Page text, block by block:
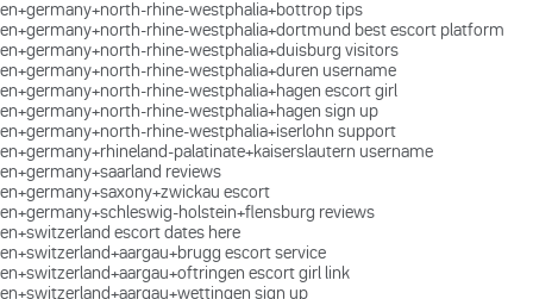
en+germany+north-rhine-westphalia+bottrop tips
en+germany+north-rhine-westphalia+dortmund best escort platform
en+germany+north-rhine-westphalia+duisburg visitors
en+germany+north-rhine-westphalia+duren username
en+germany+north-rhine-westphalia+hagen escort girl
en+germany+north-rhine-westphalia+hagen sign up
en+germany+north-rhine-westphalia+iserlohn support
en+germany+rhineland-palatinate+kaiserslautern username
en+germany+saarland reviews
en+germany+saxony+zwickau escort
en+germany+schleswig-holstein+flensburg reviews
en+switzerland escort dates here
en+switzerland+aargau+brugg escort service
en+switzerland+aargau+oftringen escort girl link
en+switzerland+aargau+wettingen sign up